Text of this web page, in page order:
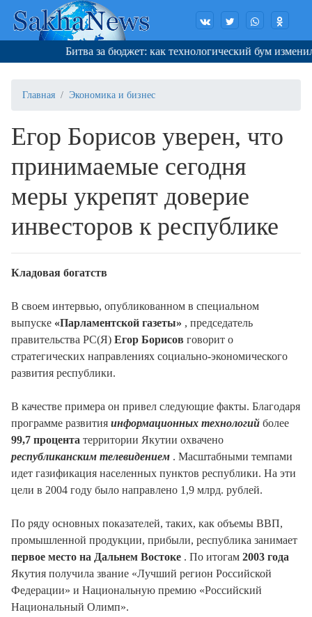
Битва за бюджет: как технологический бум изменил
Главная Экономика и бизнес
Егор Борисов уверен, что
принимаемые сегодня
меры укрепят доверие
инвесторов к республике
Кладовая богатств
В своем интервью, опубликованном в специальном
выпуске «Парламентской газеты» , председатель
правительства РС(Я) Егор Борисов говорит о
стратегических направлениях социально-экономического
развития республики.
В качестве примера он привел следующие факты. Благодаря
программе развития информационных технологий более
99,7 процента территории Якутии охвачено
республиканским телевидением . Масштабными темпами
идет газификация населенных пунктов республики. На эти
цели в 2004 году было направлено 1,9 млрд. рублей.
По ряду основных показателей, таких, как объемы ВВП,
промышленной продукции, прибыли, республика занимает
первое место на Дальнем Востоке . По итогам 2003 года
Якутия получила звание «Лучший регион Российской
Федерации» и Национальную премию «Российский
Национальный Олимп».